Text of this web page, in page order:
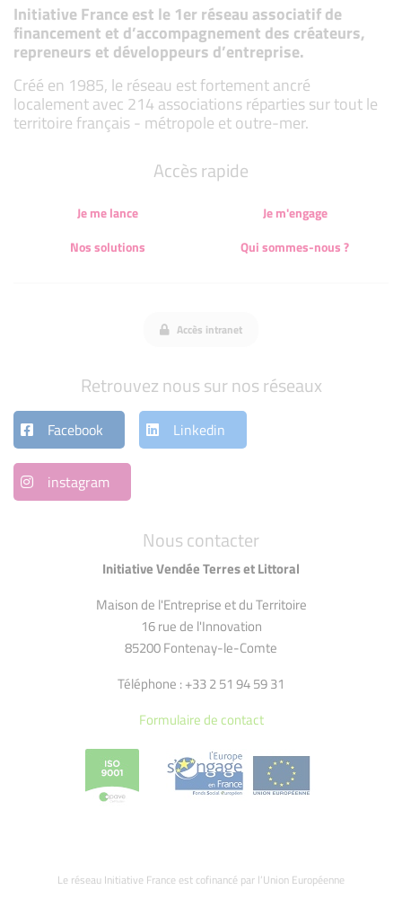
Initiative France est le 1er réseau associatif de
financement et d’accompagnement des créateurs,
repreneurs et développeurs d’entreprise.
Créé en 1985, le réseau est fortement ancré
localement avec 214 associations réparties sur tout le
territoire français - métropole et outre-mer.
Nous contacter
Initiative Vendée Terres et Littoral
Maison de l'Entreprise et du Territoire
16 rue de l'Innovation
85200 Fontenay-le-Comte
Téléphone : +33 2 51 94 59 31
Formulaire de contact
Le réseau Initiative France est cofinancé par l’Union Européenne
Accès rapide
Je me lance
Je m'engage
Nos solutions
Qui sommes-nous ?
Accès intranet
Retrouvez nous sur nos réseaux
Facebook Linkedin
instagram